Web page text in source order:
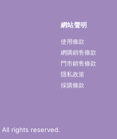
網站聲明
使用條款
網購銷售條款
門市銷售條款
隱私政策
採購條款
rights reserved.